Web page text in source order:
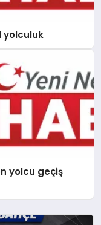
yolculuk
yolcu geçiş